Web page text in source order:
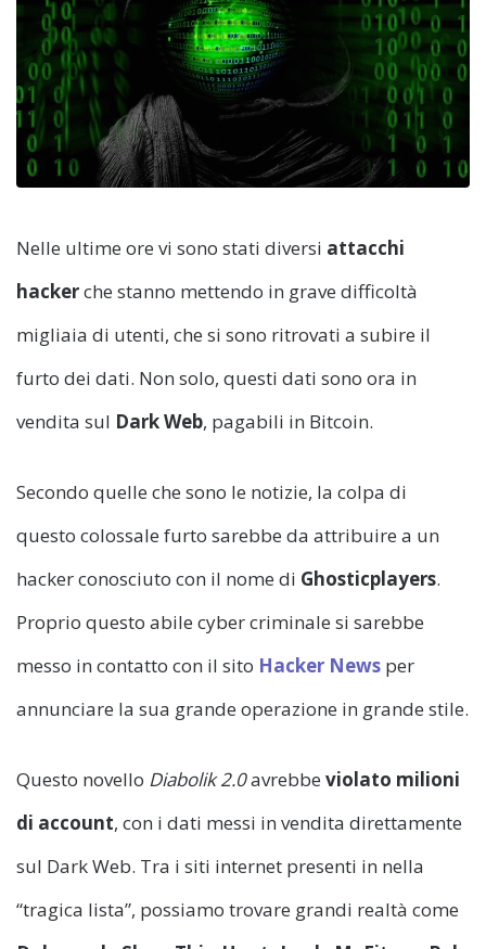
Nelle ultime ore vi sono stati diversi attacchi
hackerche stanno mettendo in grave difficoltà
migliaia di utenti, che si sono ritrovati a subire il
furto dei dati. Non solo, questi dati sono ora in
vendita sul Dark Web, pagabili in Bitcoin.
Secondo quelle che sono le notizie, la colpa di
questo colossale furto sarebbe da attribuire a un
hacker conosciuto con il nome di Ghosticplayers.
Proprio questo abile cyber criminale si sarebbe
messo in contatto con il sito Hacker News per
annunciare la sua grande operazione in grande stile.
Questo novello Diabolik 2.0avrebbe violato milioni
di account, con i dati messi in vendita direttamente
sul Dark Web. Tra i siti internet presenti in nella
“tragica lista”, possiamo trovare grandi realtà come